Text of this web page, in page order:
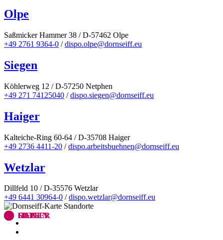
Olpe
Saßmicker Hammer 38 / D-57462 Olpe
+49 2761 9364-0 /dispo.olpe@dornseiff.eu
Siegen
Köhlerweg 12 / D-57250 Netphen
+49 271 74125040 /dispo.siegen@dornseiff.eu
Haiger
Kalteiche-Ring 60-64 / D-35708 Haiger
+49 2736 4411-20 /dispo.arbeitsbuehnen@dornseiff.eu
Wetzlar
Dillfeld 10 / D-35576 Wetzlar
+49 6441 30964-0 /dispo.wetzlar@dornseiff.eu
OLPE
SIEGEN
HAIGER